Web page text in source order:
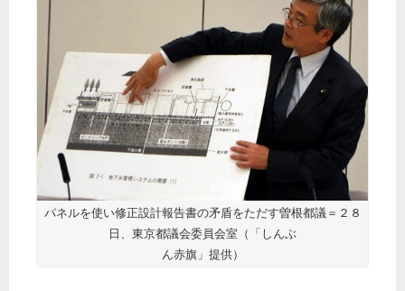
パネルを使い修正設計報告書の矛盾をただす曽根都議＝２８
日、東京都議会委員会室（「しんぶ
ん赤旗」提供）